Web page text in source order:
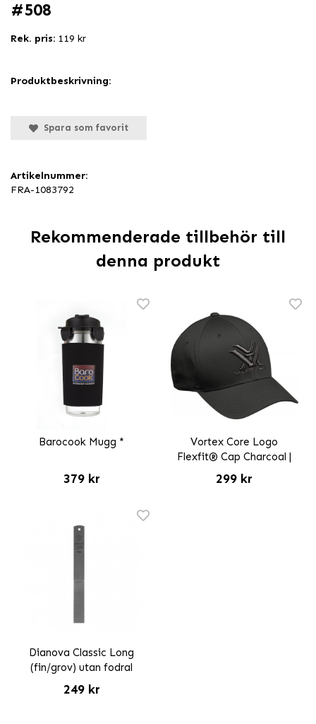
#508
Rek. pris: 119 kr
Produktbeskrivning:
Spara som favorit
Artikelnummer:
FRA-1083792
Rekommenderade tillbehör till
denna produkt
Barocook Mugg *
379 kr
Vortex Core Logo
Flexfit® Cap Charcoal |
299 kr
Dianova Classic Long
(fin/grov) utan fodral
249 kr